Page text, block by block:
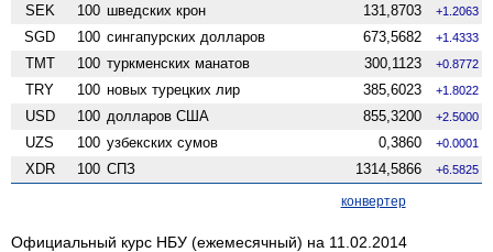
SEK 100 шведских крон 131,8703 +1.2063
SGD 100 сингапурских долларов 673,5682 +1.4333
TMT 100 туркменских манатов 300,1123 +0.8772
TRY 100 новых турецких лир 385,6023 +1.8022
USD 100 долларов США 855,3200 +2.5000
UZS 100 узбекских сумов 0,3860 +0.0001
XDR 100 СПЗ 1314,5866 +6.5825
конвертер
Официальный курс НБУ (ежемесячный) на 11.02.2014